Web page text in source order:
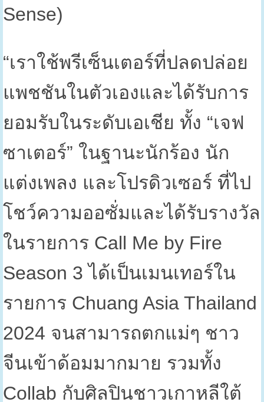
Sense)
“เราใช้พรีเซ็นเตอร์ที่ปลดปล่อย
แพชชันในตัวเองและได้รับการ
ยอมรับในระดับเอเชีย ทั้ง “เจฟ
ซาเตอร์” ในฐานะนักร้อง นัก
แต่งเพลง และโปรดิวเซอร์ ที่ไป
โชว์ความออซั่มและได้รับรางวัล
ในรายการ Call Me by Fire
Season 3 ได้เป็นเมนเทอร์ใน
รายการ Chuang Asia Thailand
2024 จนสามารถตกแม่ๆ ชาว
จีนเข้าด้อมมากมาย รวมทั้ง
Collab กับศิลปินชาวเกาหลีใต้